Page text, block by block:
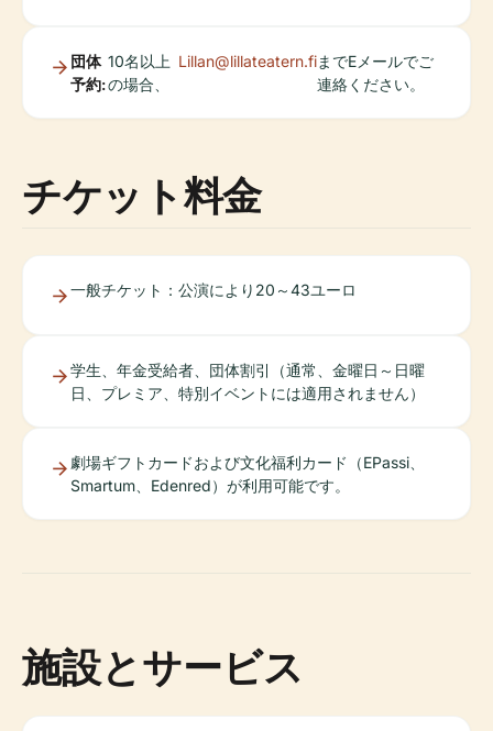
団体
予約:
10名以上
の場合、
Lillan@lillateatern.fiまでEメールでご
連絡ください。
チケット料金
一般チケット：公演により20～43ユーロ
学生、年金受給者、団体割引（通常、金曜日～日曜
日、プレミア、特別イベントには適用されません）
劇場ギフトカードおよび文化福利カード（EPassi、
Smartum、Edenred）が利用可能です。
施設とサービス